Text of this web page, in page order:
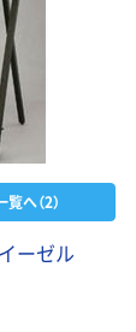
へ（2）
ーゼル